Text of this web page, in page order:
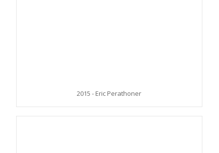
2015 - Eric Perathoner